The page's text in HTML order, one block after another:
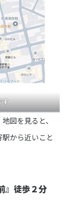
す
図を見ると、
から近いこと
』徒歩２分